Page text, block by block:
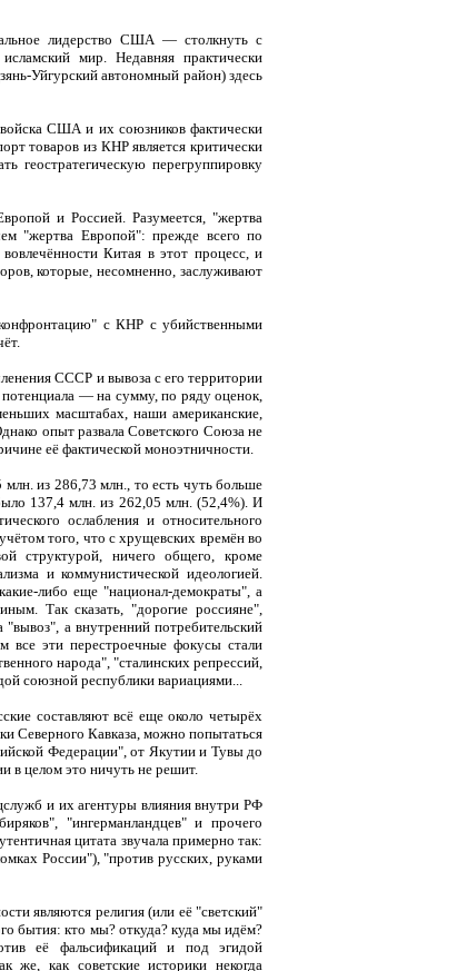
лидерство США — столкнуть с
мир. Недавняя практически
Уйгурский автономный район) здесь
США и их союзников фактически
товаров из КНР является критически
перегруппировку
и Россией. Разумеется, "жертва
"жертва Европой": прежде всего по
Китая в этот процесс, и
которые, несомненно, заслуживают
с КНР с убийственными
СССР и вывоза с его территории
потенциала — на сумму, по ряду оценок,
масштабах, наши американские,
опыт развала Советского Союза не
её фактической моноэтничности.
из 286,73 млн., то есть чуть больше
137,4 млн. из 262,05 млн. (52,4%). И
ослабления и относительного
того, что с хрущевских времён во
структурой, ничего общего, кроме
и коммунистической идеологией.
либо еще "национал-демократы", а
Так сказать, "дорогие россияне",
"вывоз", а внутренний потребительский
все эти перестроечные фокусы стали
народа", "сталинских репрессий,
союзной республики вариациями...
составляют всё еще около четырёх
Северного Кавказа, можно попытаться
Федерации", от Якутии и Тувы до
в целом это ничуть не решит.
и их агентуры влияния внутри РФ
"ингерманландцев" и прочего
цитата звучала примерно так:
России"), "против русских, руками
являются религия (или её "светский"
бытия: кто мы? откуда? куда мы идём?
её фальсификаций и под эгидой
как советские историки некогда